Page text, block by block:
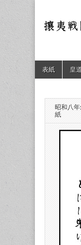
皇
（
共
聞
敬神
｜崇
祖｜
年創
刊
皇道
践
攘夷
戦闘
Main
menu
Skip
表紙 皇
昭和八
紙